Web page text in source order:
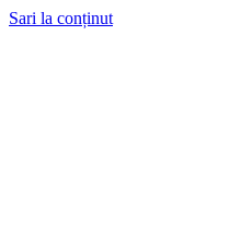
Sari la conținut